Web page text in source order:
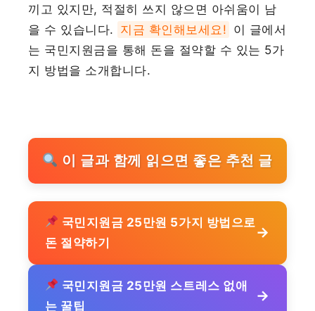
끼고 있지만, 적절히 쓰지 않으면 아쉬움이 남
을 수 있습니다. 지금 확인해보세요! 이 글에서
는 국민지원금을 통해 돈을 절약할 수 있는 5가
지 방법을 소개합니다.
이 글과 함께 읽으면 좋은 추천 글
국민지원금 25만원 5가지 방법으로
돈 절약하기
→
국민지원금 25만원 스트레스 없애
는 꿀팁
→